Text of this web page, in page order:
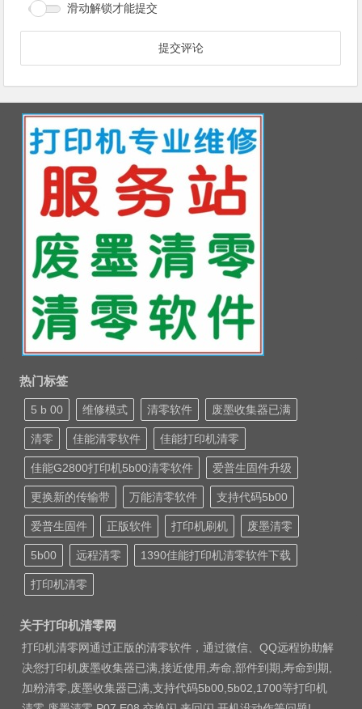
滑动解锁才能提交
热门标签
5 b 00 维修模式 清零软件 废墨收集器已满
清零 佳能清零软件 佳能打印机清零
佳能G2800打印机5b00清零软件 爱普生固件升级
更换新的传输带 万能清零软件 支持代码5b00
爱普生固件 正版软件 打印机刷机 废墨清零
5b00 远程清零 1390佳能打印机清零软件下载
打印机清零
关于打印机清零网
打印机清零网通过正版的清零软件，通过微信、QQ远程协助解
决您打印机废墨收集器已满,接近使用,寿命,部件到期,寿命到期,
加粉清零,废墨收集器已满,支持代码5b00,5b02,1700等打印机